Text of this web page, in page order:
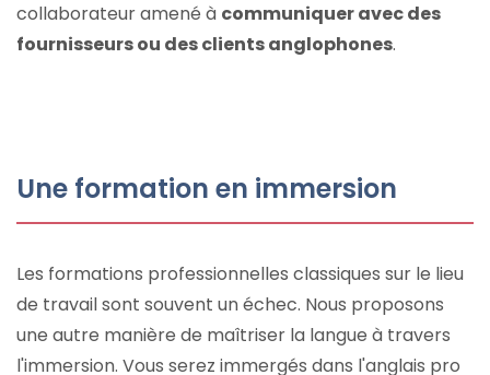
collaborateur amené à communiquer avec des
fournisseurs ou des clients anglophones.
Une formation en immersion
Les formations professionnelles classiques sur le lieu
de travail sont souvent un échec. Nous proposons
une autre manière de maîtriser la langue à travers
l'immersion. Vous serez immergés dans l'anglais pro